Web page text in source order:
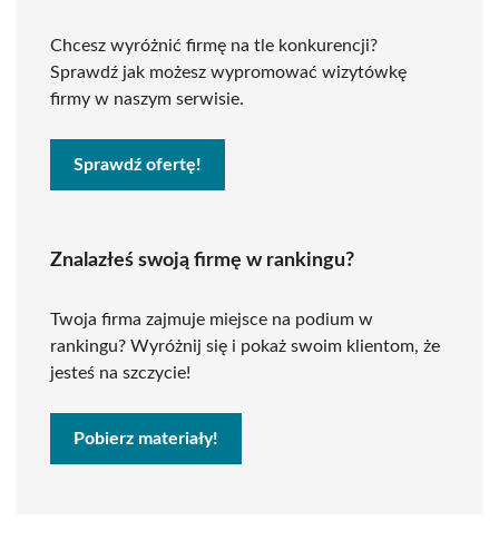
Chcesz wyróżnić firmę na tle konkurencji?
Sprawdź jak możesz wypromować wizytówkę
firmy w naszym serwisie.
Sprawdź ofertę!
Znalazłeś swoją firmę w rankingu?
Twoja firma zajmuje miejsce na podium w
rankingu? Wyróżnij się i pokaż swoim klientom, że
jesteś na szczycie!
Pobierz materiały!